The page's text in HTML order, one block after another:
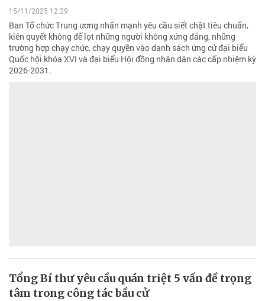
15/11/2025 12:29
Ban Tổ chức Trung ương nhấn mạnh yêu cầu siết chặt tiêu chuẩn,
kiên quyết không để lọt những người không xứng đáng, những
trường hợp chạy chức, chạy quyền vào danh sách ứng cử đại biểu
Quốc hội khóa XVI và đại biểu Hội đồng nhân dân các cấp nhiệm kỳ
2026-2031.
Tổng Bí thư yêu cầu quán triệt 5 vấn đề trọng
tâm trong công tác bầu cử